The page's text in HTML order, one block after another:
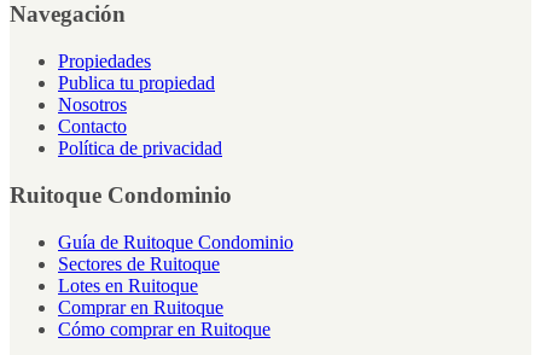
Navegación
Propiedades
Publica tu propiedad
Nosotros
Contacto
Política de privacidad
Ruitoque Condominio
Guía de Ruitoque Condominio
Sectores de Ruitoque
Lotes en Ruitoque
Comprar en Ruitoque
Cómo comprar en Ruitoque